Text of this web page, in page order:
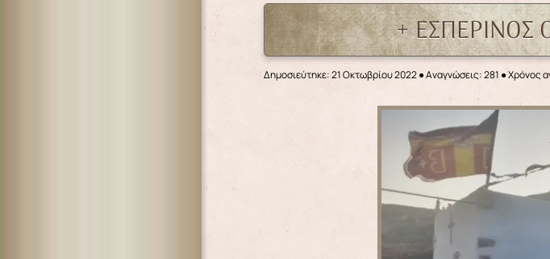
+ ΕΣΠΕΡΙΝΟΣ
Δημοσιεύτηκε: 21 Οκτωβρίου 2022●Αναγνώσεις: 281● Χρόνος